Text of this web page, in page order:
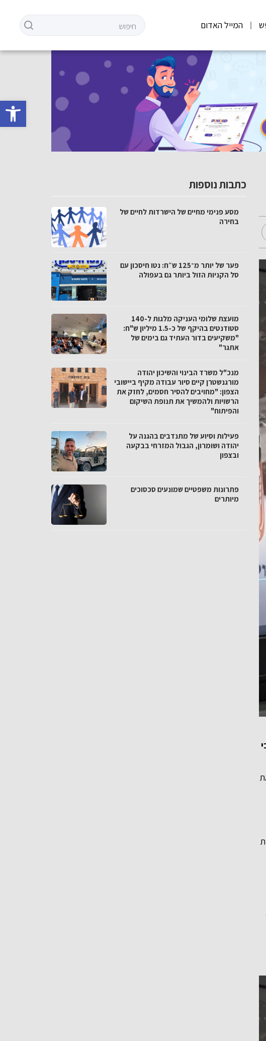
פתח
המייל האדום
תושבי
כתבות נוספות
מסע פנימי מחיים של הישרדות לחיים של
בחירה
פער של יותר מ־125 ש״ח: נטו חיסכון עם
סל הקניות הזול ביותר גם בעפולה
מועצת שלומי העניקה מלגות ל-140
סטודנטים בהיקף של כ-1.5 מיליון ש"ח:
"משקיעים בדור העתיד גם בימים של
אתגר"
מנכ"ל משרד הבינוי והשיכון יהודה
מורגנשטרן קיים סיור עבודה מקיף ביישובי
הצפון: "מחויבים להסיר חסמים, לחזק את
הרשויות ולהמשיך את תנופת השיקום
והפיתוח"
פעילות וסיוע של מתנדבים בהגנה על
יהודה ושומרון, הגבול המזרחי בבקעה
ובצפון
פתרונות משפטיים שמונעים סכסוכים
מיותרים